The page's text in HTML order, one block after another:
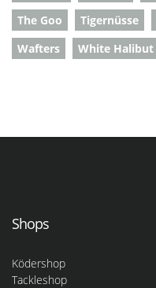
The Goo
Tigernüsse
Wafters
White Halibut
Shops
Ködershop
Tackleshop